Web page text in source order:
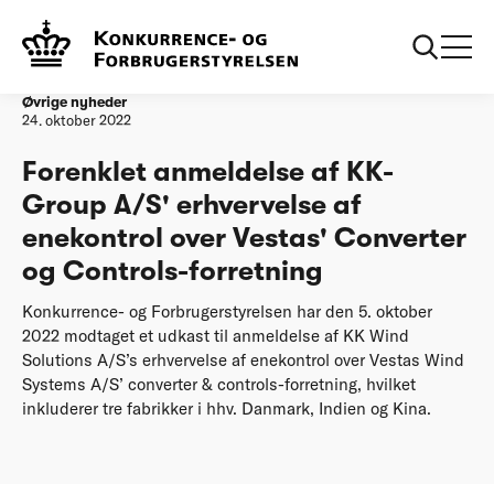
Forside
enekontrol over Vestas' Converter og Controls-forretning
Øvrige nyheder
24. oktober 2022
Forenklet anmeldelse af KK-
Group A/S' erhvervelse af
enekontrol over Vestas' Converter
og Controls-forretning
Konkurrence- og Forbrugerstyrelsen har den 5. oktober
2022 modtaget et udkast til anmeldelse af KK Wind
Solutions A/S’s erhvervelse af enekontrol over Vestas Wind
Systems A/S’ converter & controls-forretning, hvilket
inkluderer tre fabrikker i hhv. Danmark, Indien og Kina.